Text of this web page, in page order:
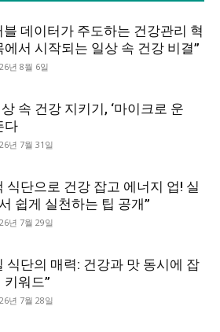
블 데이터가 주도하는 건강관리 혁
에서 시작되는 일상 속 건강 비결”
년 8월 6일
속 건강 지키기, ‘마이크로 운
다
년 7월 31일
식단으로 건강 잡고 에너지 업! 실
쉽게 실천하는 팁 공개”
년 7월 29일
식단의 매력: 건강과 맛 동시에 잡
키워드”
년 7월 28일